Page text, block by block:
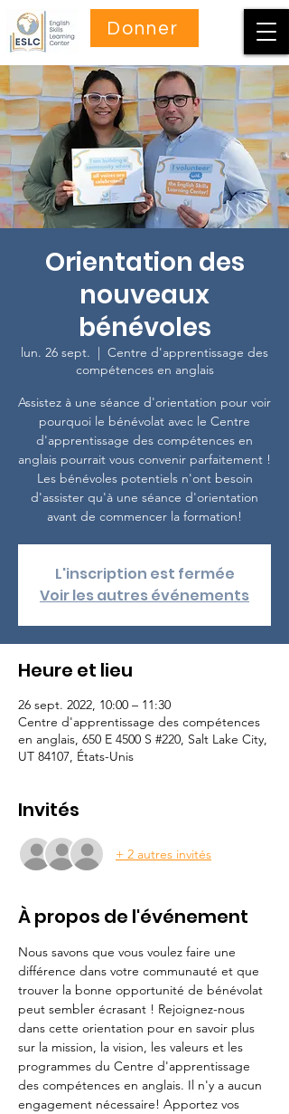
Donner
Orientation des
nouveaux
bénévoles
lun. 26 sept.
  |
Centre d'apprentissage des
compétences en anglais
Assistez à une séance d'orientation pour voir
pourquoi le bénévolat avec le Centre
d'apprentissage des compétences en
anglais pourrait vous convenir parfaitement !
Les bénévoles potentiels n'ont besoin
d'assister qu'à une séance d'orientation
avant de commencer la formation!
L'inscription est fermée
Voir les autres événements
Heure et lieu
26 sept. 2022, 10:00 – 11:30
Centre d'apprentissage des compétences
en anglais, 650 E 4500 S #220, Salt Lake City,
UT 84107, États-Unis
Invités
+ 2 autres invités
À propos de l'événement
Nous savons que vous voulez faire une
différence dans votre communauté et que
trouver la bonne opportunité de bénévolat
peut sembler écrasant ! Rejoignez-nous
dans cette orientation pour en savoir plus
sur la mission, la vision, les valeurs et les
programmes du Centre d'apprentissage
des compétences en anglais. Il n'y a aucun
engagement nécessaire! Apportez vos